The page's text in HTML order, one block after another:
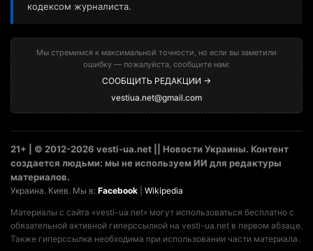
кодексом журналиста.
Мы стремимся к максимальной точности, но если вы заметили
ошибку — пожалуйста, сообщите нам:
СООБЩИТЬ РЕДАКЦИИ →
vestiua.net@gmail.com
21+ | © 2012-2026 vesti-ua.net || Новости Украины. Контент
создается людьми: мы не используем ИИ для редактуры
материалов.
Украина. Киев. Мы в: Facebook Wikipedia
Материалы с сайта «vesti-ua.net» могут использоваться бесплатно с
обязательной активной гиперссылкой на vesti-ua.net в первом абзаце.
Также гиперссылка необходима при использовании части материала.